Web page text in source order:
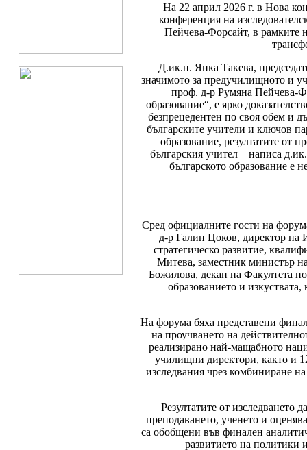
На 22 април 2026 г. в Нова
конференция на
Пейчева-Форсайт, в рамките
Д.ик.н. Янка Такева,
значимото за предучилищното и
проф. д-р Румяна Пейчева-
образование“, е ярко
безпрецедентен по своя обем и
българските учители и ключов
образование, резултатите от
българския учител – написа
българското образование е
Сред официалните гости на
д-р Галин Цоков, директор на
стратегическо развитие,
Митева, заместник министър
Божилова, декан на Факултета
образованието и
На форума бяха представени
на проучването на
реализирано най-мащабното
училищни директори, както и
изследвания чрез комбиниране
Резултатите от изследването
преподаването, ученето и
са обобщени във финален
развитието на политики